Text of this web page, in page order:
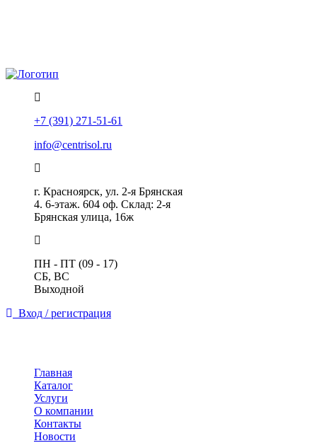
+7 (391) 271-51-61
info@centrisol.ru
г. Красноярск, ул. 2-я Брянская
4. 6-этаж. 604 оф. Склад: 2-я
Брянская улица, 16ж
ПН - ПТ (09 - 17)
СБ, ВС
Выходной
Вход / регистрация
Главная
Каталог
Услуги
О компании
Контакты
Новости